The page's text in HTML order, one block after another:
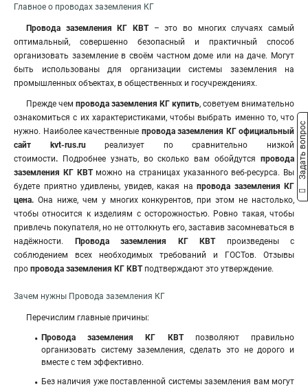
Главное о проводах заземления КГ
Провода заземления КГ КВТ – это во многих случаях самый
оптимальный, совершенно безопасный и практичный способ
организовать заземление в своём частном доме или на даче. Могут
быть использованы для организации системы заземления на
промышленных объектах, в общественных и госучреждениях.
Прежде чем провода заземления КГ купить, советуем внимательно
ознакомиться с их характеристиками, чтобы выбрать именно то, что
нужно. Наиболее качественные провода заземления КГ официальный
сайт kvt-rus.ru реализует по сравнительно низкой
стоимости. Подробнее узнать, во сколько вам обойдутся провода
заземления КГ КВТ можно на страницах указанного веб-ресурса. Вы
будете приятно удивлены, увидев, какая на провода заземления КГ
цена. Она ниже, чем у многих конкурентов, при этом не настолько,
чтобы относится к изделиям с осторожностью. Ровно такая, чтобы
привлечь покупателя, но не оттолкнуть его, заставив засомневаться в
надёжности. Провода заземления КГ КВТ
произведены с
соблюдением всех необходимых требований и ГОСТов. Отзывы
про провода заземления КГ КВТ подтверждают это утверждение.
Зачем нужны Провода заземления КГ
Перечислим главные причины:
Провода заземления КГ КВТ позволяют правильно
организовать систему заземления, сделать это не дорого и
вместе с тем эффективно.
Без наличия уже поставленной системы заземления вам могут
Задать вопрос